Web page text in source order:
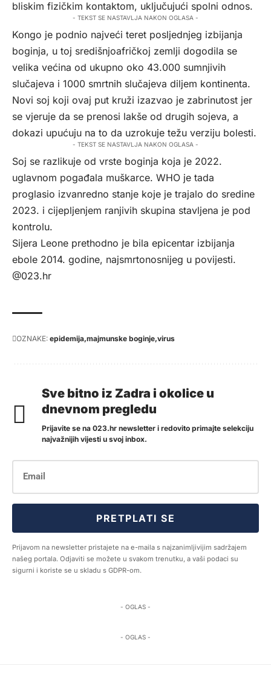
bliskim fizičkim kontaktom, uključujući spolni odnos.
- TEKST SE NASTAVLJA NAKON OGLASA -
Kongo je podnio najveći teret posljednjeg izbijanja
boginja, u toj središnjoafričkoj zemlji dogodila se
velika većina od ukupno oko 43.000 sumnjivih
slučajeva i 1000 smrtnih slučajeva diljem kontinenta.
Novi soj koji ovaj put kruži izazvao je zabrinutost jer
se vjeruje da se prenosi lakše od drugih sojeva, a
dokazi upućuju na to da uzrokuje težu verziju bolesti.
- TEKST SE NASTAVLJA NAKON OGLASA -
Soj se razlikuje od vrste boginja koja je 2022.
uglavnom pogađala muškarce. WHO je tada
proglasio izvanredno stanje koje je trajalo do sredine
2023. i cijepljenjem ranjivih skupina stavljena je pod
kontrolu.
Sijera Leone prethodno je bila epicentar izbijanja
ebole 2014. godine, najsmrtonosnijeg u povijesti.
@023.hr
OZNAKE: epidemija majmunske boginje virus
Sve bitno iz Zadra i okolice u
dnevnom pregledu
Prijavite se na 023.hr newsletter i redovito primajte selekciju
najvažnijih vijesti u svoj inbox.
PRETPLATI SE
Prijavom na newsletter pristajete na e-maila s najzanimljivijim sadržajem
našeg portala. Odjaviti se možete u svakom trenutku, a vaši podaci su
sigurni i koriste se u skladu s GDPR-om.
- OGLAS -
- OGLAS -